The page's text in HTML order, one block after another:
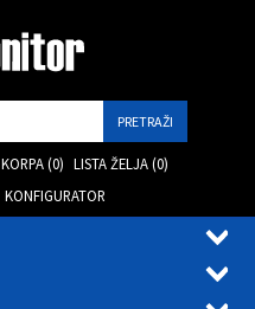
KORPA (0) LISTA ŽELJA (0)
KONFIGURATOR